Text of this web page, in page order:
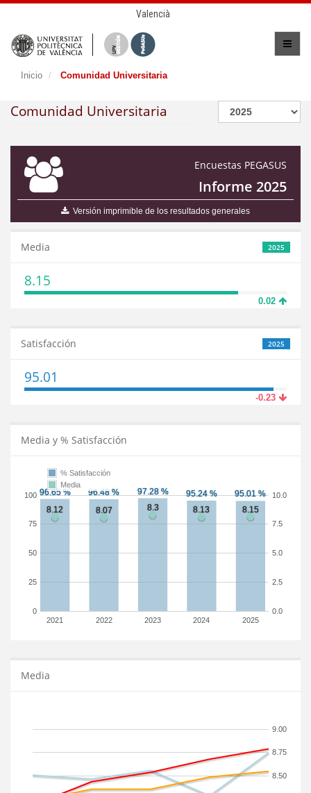
Valencià
Inicio Comunidad Universitaria
Comunidad Universitaria
Encuestas PEGASUS
Informe 2025
Versión imprimible de los resultados generales
2025
Media
8.15
0.02
2025
Satisfacción
95.01
-0.23
Media y % Satisfacción
2021 2022 2023 2024 2025
0
25
50
75
100
0.0
2.5
5.0
7.5
10.0
% Satisfacción
Media
Media
8.50
8.75
9.00